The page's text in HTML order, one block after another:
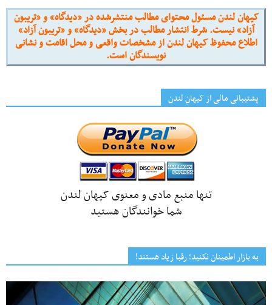
کیهان لندن مسئول محتوای مطالب منتشرشده در «دیدگاه» و «تریبون
آزاد» نیست. شرط انتشار مطالب در بخش «دیدگاه» و «تریبون آزاد»
اطلاع محفوظ کیهان لندن از مشخصات واقعی و محل اقامت و نشانی
نویسندگان است.
پشتیبانی مالی از کیهانِ لندن
تنها منبع مادی و معنوی کیهان لندن
شما خوانندگان هستید
به بازار اطمینان نکنید؛ رقبا زیاد هستند!